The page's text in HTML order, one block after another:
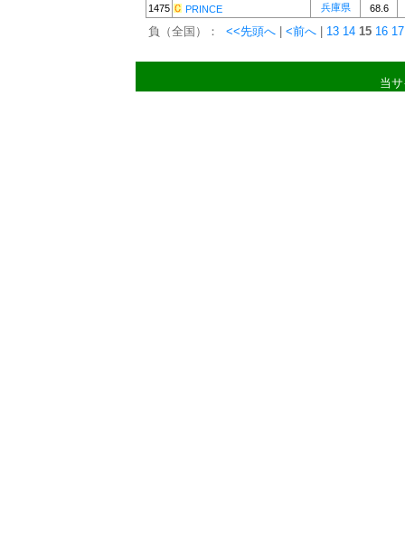
1475 PRINCE 兵庫県 68.6
負（全国）： <<先頭へ <前へ 13 14 15 16 17
当